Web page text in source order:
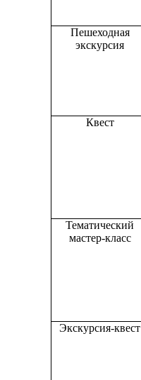
Пешеходная
экскурсия
Квест
Тематический
мастер-класс
Экскурсия-квест